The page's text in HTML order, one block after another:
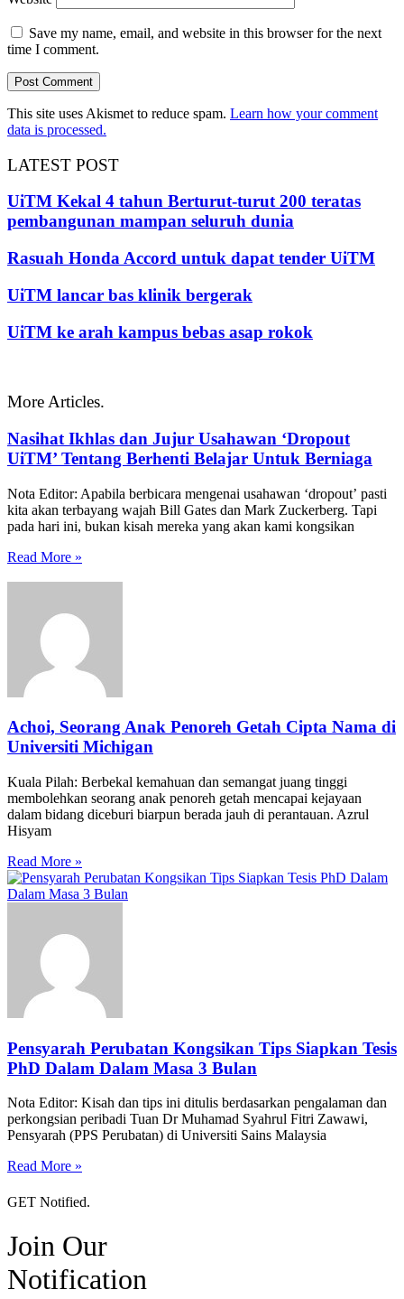
Save my name, email, and website in this browser for the next
time I comment.
This site uses Akismet to reduce spam. Learn how your comment
data is processed.
LATEST POST
UiTM Kekal 4 tahun Berturut-turut 200 teratas
pembangunan mampan seluruh dunia
Rasuah Honda Accord untuk dapat tender UiTM
UiTM lancar bas klinik bergerak
UiTM ke arah kampus bebas asap rokok
More Articles.
Nasihat Ikhlas dan Jujur Usahawan ‘Dropout
UiTM’ Tentang Berhenti Belajar Untuk Berniaga
Nota Editor: Apabila berbicara mengenai usahawan ‘dropout’ pasti
kita akan terbayang wajah Bill Gates dan Mark Zuckerberg. Tapi
pada hari ini, bukan kisah mereka yang akan kami kongsikan
Read More »
Achoi, Seorang Anak Penoreh Getah Cipta Nama di
Universiti Michigan
Kuala Pilah: Berbekal kemahuan dan semangat juang tinggi
membolehkan seorang anak penoreh getah mencapai kejayaan
dalam bidang diceburi biarpun berada jauh di perantauan. Azrul
Hisyam
Read More »
Pensyarah Perubatan Kongsikan Tips Siapkan Tesis
PhD Dalam Dalam Masa 3 Bulan
Nota Editor: Kisah dan tips ini ditulis berdasarkan pengalaman dan
perkongsian peribadi Tuan Dr Muhamad Syahrul Fitri Zawawi,
Pensyarah (PPS Perubatan) di Universiti Sains Malaysia
Read More »
GET Notified.
Join Our
Notification